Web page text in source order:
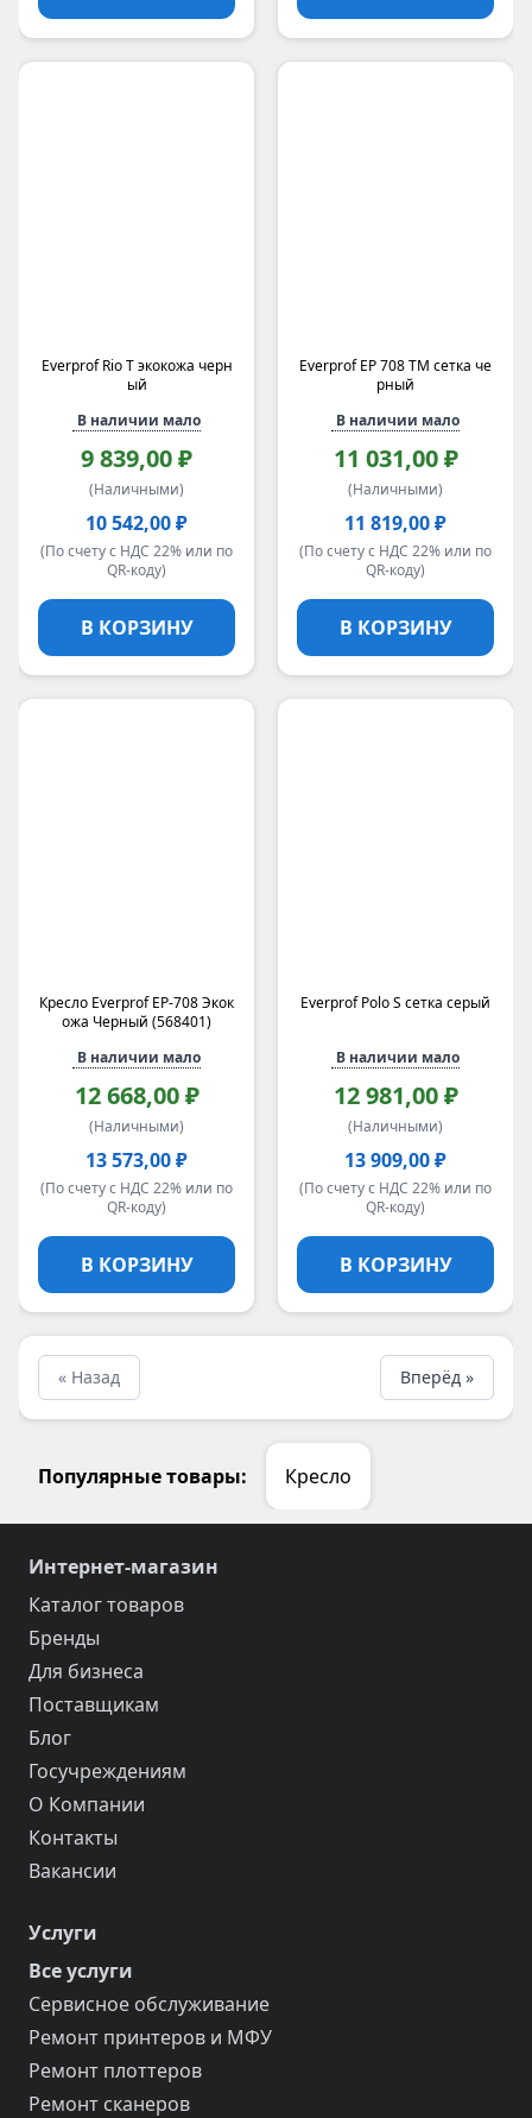
Everprof Rio T экокожа черн
ый
В наличии мало
9 839,00 ₽
(Наличными)
10 542,00 ₽
(По счету с НДС 22% или по
QR-коду)
В КОРЗИНУ
Everprof EP 708 TM сетка че
рный
В наличии мало
11 031,00 ₽
(Наличными)
11 819,00 ₽
(По счету с НДС 22% или по
QR-коду)
В КОРЗИНУ
Кресло Everprof EP-708 Экок
ожа Черный (568401)
В наличии мало
12 668,00 ₽
(Наличными)
13 573,00 ₽
(По счету с НДС 22% или по
QR-коду)
В КОРЗИНУ
Everprof Polo S сетка серый
В наличии мало
12 981,00 ₽
(Наличными)
13 909,00 ₽
(По счету с НДС 22% или по
QR-коду)
В КОРЗИНУ
« Назад Вперёд »
Популярные товары: Кресло
Интернет-магазин
Каталог товаров
Бренды
Для бизнеса
Поставщикам
Блог
Госучреждениям
О Компании
Контакты
Вакансии
Услуги
Все услуги
Сервисное обслуживание
Ремонт принтеров и МФУ
Ремонт плоттеров
Ремонт сканеров